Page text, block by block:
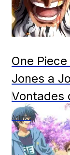
One
Jones a
Vontades
Animes